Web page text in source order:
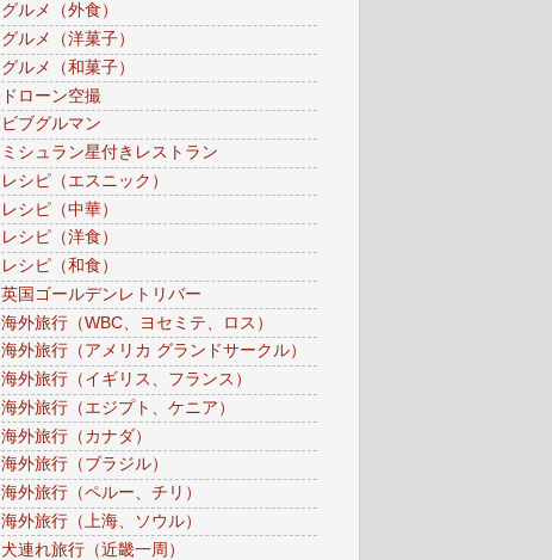
グルメ（外食）
グルメ（洋菓子）
グルメ（和菓子）
ドローン空撮
ビブグルマン
ミシュラン星付きレストラン
レシピ（エスニック）
レシピ（中華）
レシピ（洋食）
レシピ（和食）
英国ゴールデンレトリバー
海外旅行（WBC、ヨセミテ、ロス）
海外旅行（アメリカ グランドサークル）
海外旅行（イギリス、フランス）
海外旅行（エジプト、ケニア）
海外旅行（カナダ）
海外旅行（ブラジル）
海外旅行（ペルー、チリ）
海外旅行（上海、ソウル）
犬連れ旅行（近畿一周）